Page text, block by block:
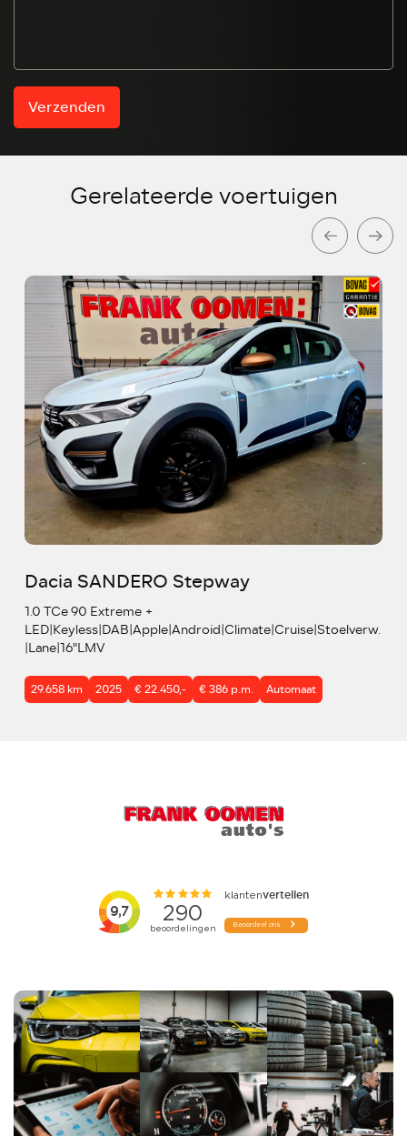
Verzenden
Gerelateerde voertuigen
Dacia SANDERO Stepway
1.0 TCe 90 Extreme +
LED|Keyless|DAB|Apple|Android|Climate|Cruise|Stoelverw.
|Lane|16"LMV
29.658 km 2025 € 22.450,- € 386 p.m. Automaat